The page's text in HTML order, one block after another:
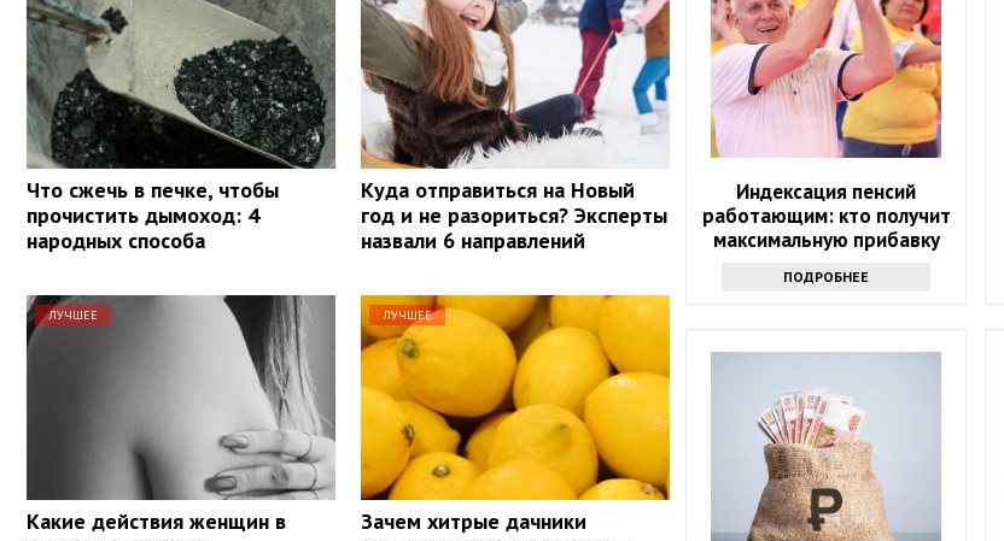
Что сжечь в печке, чтобы
прочистить дымоход: 4
народных способа
Куда отправиться на Новый
год и не разориться? Эксперты
назвали 6 направлений
ЛУЧШЕЕ
Какие действия женщин в
ЛУЧШЕЕ
Зачем хитрые дачники
Индексация пенсий
работающим: кто получит
максимальную прибавку
ПОДРОБНЕЕ